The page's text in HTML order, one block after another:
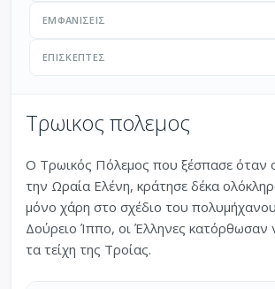
ΕΜΦΑΝΊΣΕΙΣ
ΕΠΙΣΚΈΠΤΕΣ
Τρωικος πολεμος
Ο Τρωικός Πόλεμος που ξέσπασε όταν
την Ωραία Ελένη, κράτησε δέκα
μόνο χάρη στο σχέδιο του
Δούρειο Ίππο, οι Έλληνες
τα τείχη της Τροίας.